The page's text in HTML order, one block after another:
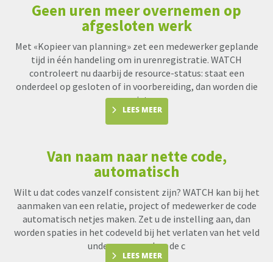
Geen uren meer overnemen op
afgesloten werk
Met «Kopieer van planning» zet een medewerker geplande
tijd in één handeling om in urenregistratie. WATCH
controleert nu daarbij de resource-status: staat een
onderdeel op gesloten of in voorbereiding, dan worden die
uren niet me
LEES MEER
Van naam naar nette code,
automatisch
Wilt u dat codes vanzelf consistent zijn? WATCH kan bij het
aanmaken van een relatie, project of medewerker de code
automatisch netjes maken. Zet u de instelling aan, dan
worden spaties in het codeveld bij het verlaten van het veld
underscores en kan de c
LEES MEER